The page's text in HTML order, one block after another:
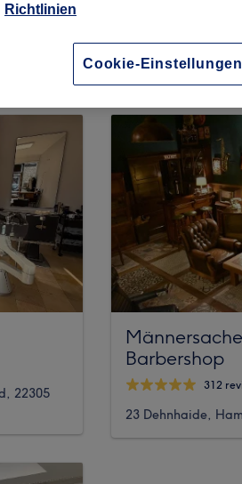
keine Buchungen über
in Ihrer Nähe zu finden.
22305
Barbershop
312
23 Dehnhaide,
Richtlinien
Cookie-Einstellungen